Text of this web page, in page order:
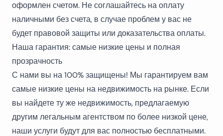
оформлен счетом. Не соглашайтесь на оплату
наличными без счета, в случае проблем у вас не
будет правовой защиты или доказательства оплаты.
Наша гарантия: самые низкие цены и полная
прозрачность
С нами вы на 100% защищены! Мы гарантируем вам
самые низкие цены на недвижимость на рынке. Если
вы найдете ту же недвижимость, предлагаемую
другим легальным агентством по более низкой цене,
наши услуги будут для вас полностью бесплатными.